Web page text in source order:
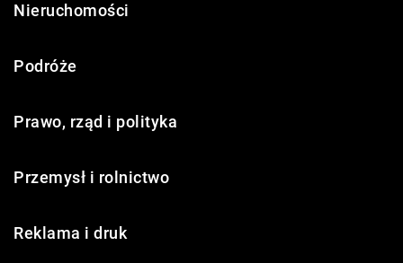
Nieruchomości
Podróże
Prawo, rząd i polityka
Przemysł i rolnictwo
Reklama i druk